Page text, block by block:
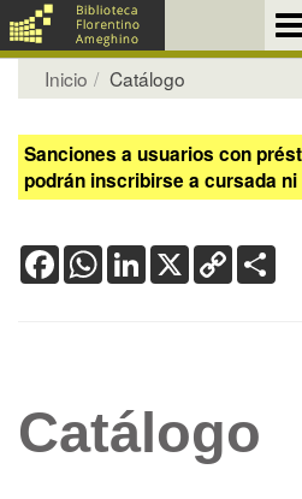
Inicio Catálogo
Sanciones a usuarios con
podrán inscribirse a cursada
FacebookWhatsApp
LinkedIn
X Copy
Link
Catálogo